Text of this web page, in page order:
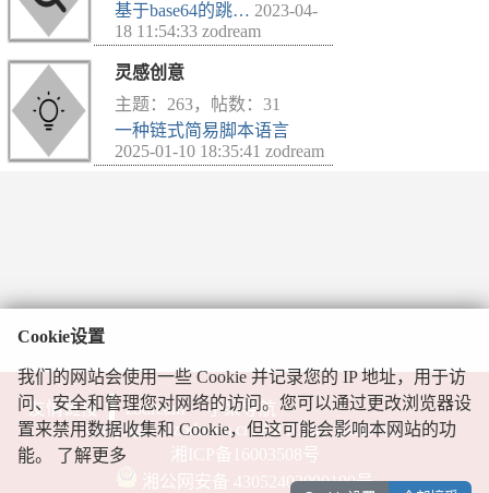
基于base64的跳… 2023-04-
18 11:54:33 zodream
灵感创意
主题：263，帖数：31
一种链式简易脚本语言
2025-01-10 18:35:41 zodream
友情链接 zodream
小呆导航
Copyright ©zodream.cn, All Rights Reserved.
湘ICP备16003508号
湘公网安备 43052402000190号
Cookie设置
我们的网站会使用一些 Cookie 并记录您的 IP 地址，用于访
问、安全和管理您对网络的访问。您可以通过更改浏览器设
置来禁用数据收集和 Cookie，但这可能会影响本网站的功
能。 了解更多